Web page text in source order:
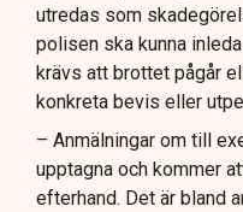
utredas som
polisen ska kunna
krävs att brottet pågår
konkreta bevis eller
– Anmälningar om till
upptagna och kommer
efterhand. Det är bland